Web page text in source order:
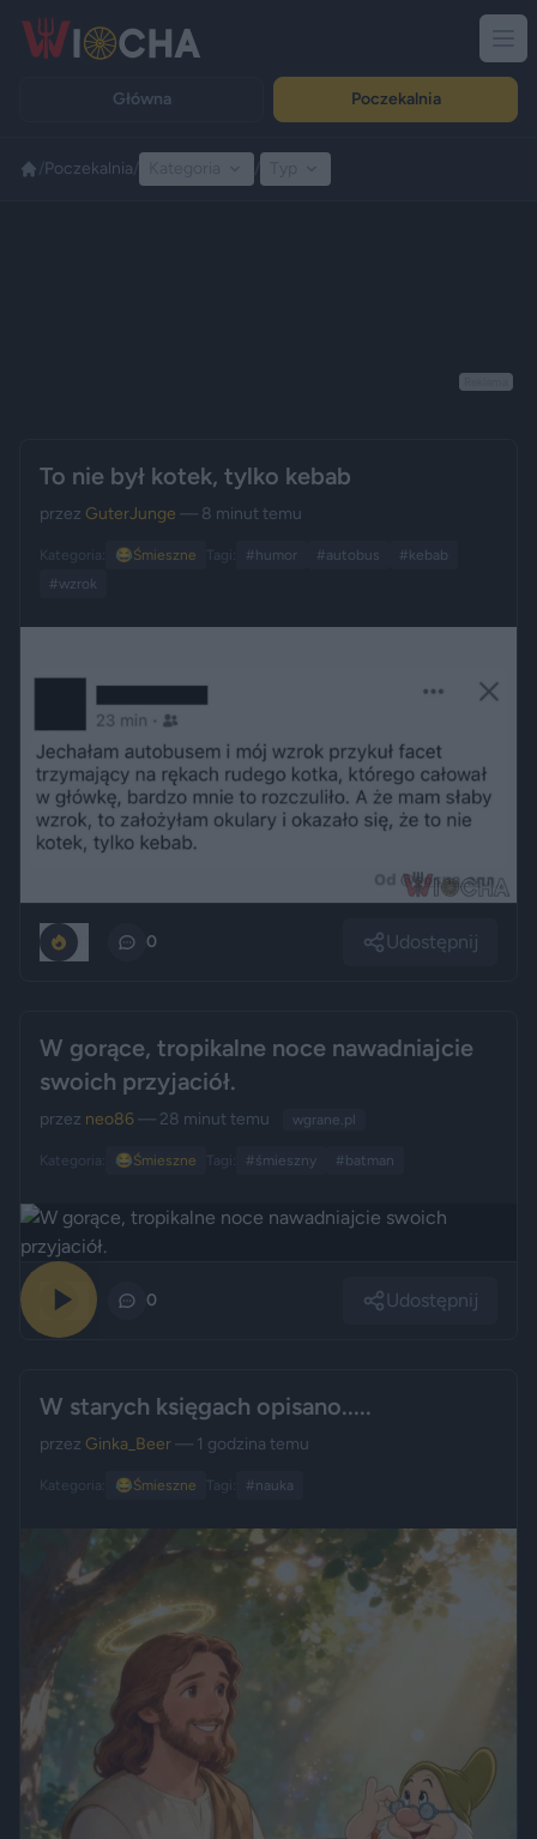
Główna Poczekalnia
Poczekalnia
To nie był kotek, tylko kebab
przez GuterJunge — 8 minut temu
Kategoria: 😂Śmieszne Tagi: #humor #autobus
#kebab
#wzrok
0 Udostępnij
W gorące, tropikalne noce nawadniajcie
swoich przyjaciół.
przez neo86— 28 minut temu wgrane.pl
Kategoria: 😂Śmieszne Tagi: #śmieszny #batman
0 Udostępnij
W starych księgach opisano.....
przez Ginka_Beer— 1 godzina temu
Kategoria: 😂Śmieszne Tagi: #nauka